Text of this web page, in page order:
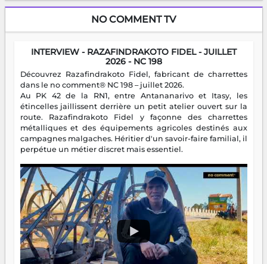
NO COMMENT TV
INTERVIEW - RAZAFINDRAKOTO FIDEL - JUILLET
2026 - NC 198
Découvrez Razafindrakoto Fidel, fabricant de charrettes
dans le no comment® NC 198 – juillet 2026.
Au PK 42 de la RN1, entre Antananarivo et Itasy, les
étincelles jaillissent derrière un petit atelier ouvert sur la
route. Razafindrakoto Fidel y façonne des charrettes
métalliques et des équipements agricoles destinés aux
campagnes malgaches. Héritier d'un savoir-faire familial, il
perpétue un métier discret mais essentiel.